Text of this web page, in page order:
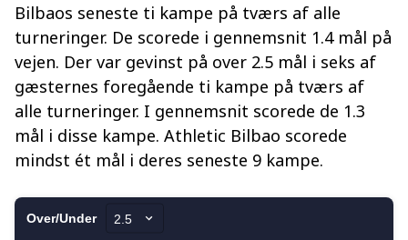
Bilbaos seneste ti kampe på tværs af alle
turneringer. De scorede i gennemsnit 1.4 mål på
vejen. Der var gevinst på over 2.5 mål i seks af
gæsternes foregående ti kampe på tværs af
alle turneringer. I gennemsnit scorede de 1.3
mål i disse kampe. Athletic Bilbao scorede
mindst ét mål i deres seneste 9 kampe.